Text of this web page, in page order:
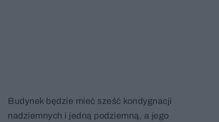
Budynek będzie mieć sześć kondygnacji
nadziemnych i jedną podziemną, a jego